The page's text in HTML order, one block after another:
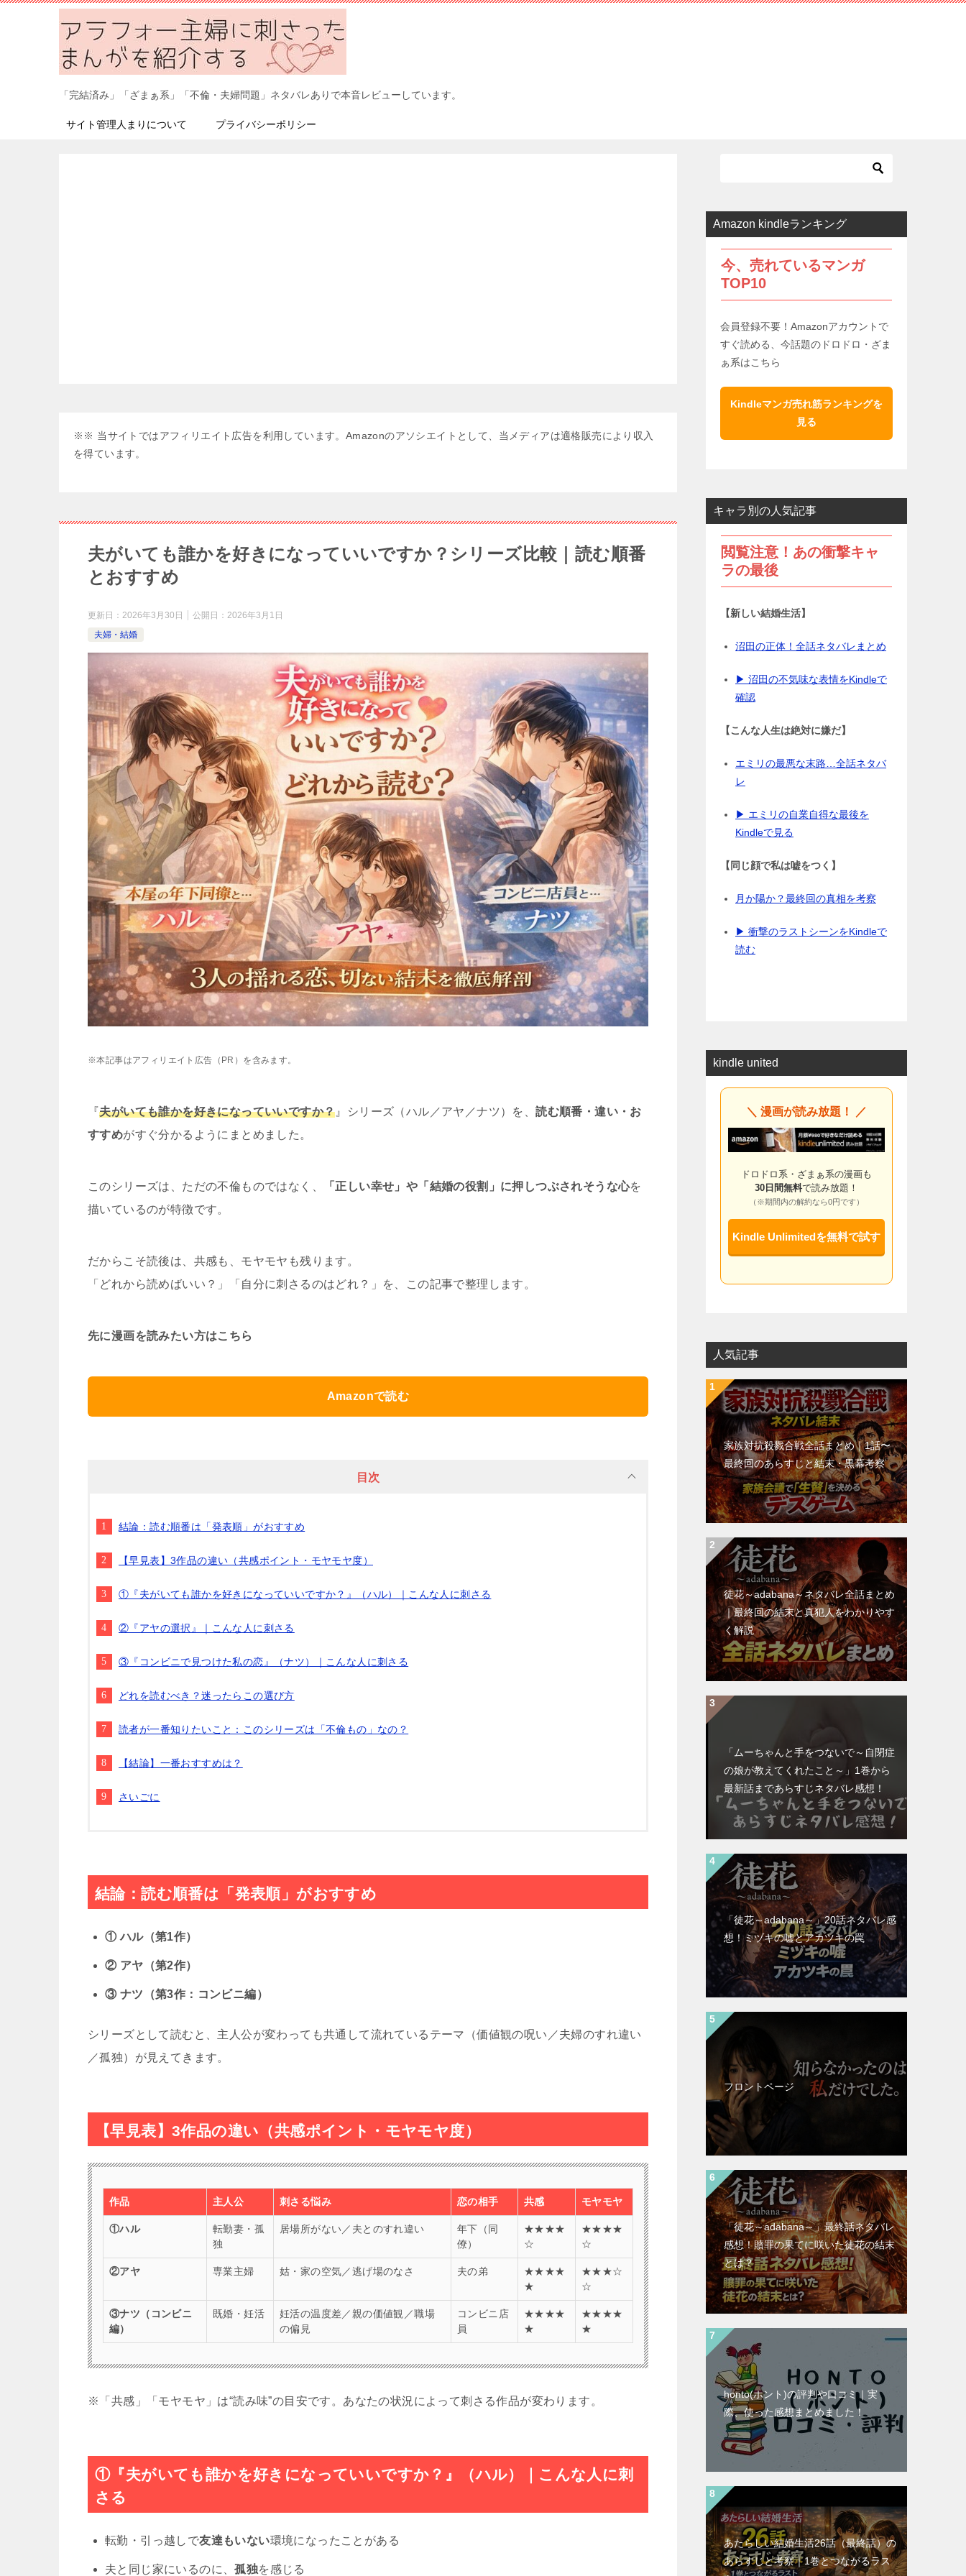
「完結済み」「ざまぁ系」「不倫・夫婦問題」ネタバレありで本音レビューしています。
サイト管理人まりについて プライバシーポリシー
※※ 当サイトではアフィリエイト広告を利用しています。Amazonのアソシエイトとして、当メディアは適格販売により収入
を得ています。
夫がいても誰かを好きになっていいですか？シリーズ比較｜読む順番
とおすすめ
更新日： 2026年3月30日 公開日： 2026年3月1日
夫婦・結婚
※本記事はアフィリエイト広告（PR）を含みます。
『夫がいても誰かを好きになっていいですか？ 』シリーズ（ハル／アヤ／ナツ）を、読む順番・違い・お
すすめがすぐ分かるようにまとめました。
このシリーズは、ただの不倫ものではなく、 「正しい幸せ」や「結婚の役割」に押しつぶされそうな心を
描いているのが特徴です。
だからこそ読後は、共感も、モヤモヤも残ります。
「どれから読めばいい？」「自分に刺さるのはどれ？」を、この記事で整理します。
先に漫画を読みたい方はこちら
Amazonで読む
目次
結論：読む順番は「発表順」がおすすめ
【早見表】3作品の違い（共感ポイント・モヤモヤ度）
①『夫がいても誰かを好きになっていいですか？』（ハル）｜こんな人に刺さる
②『アヤの選択』｜こんな人に刺さる
③『コンビニで見つけた私の恋』（ナツ）｜こんな人に刺さる
どれを読むべき？迷ったらこの選び方
読者が一番知りたいこと：このシリーズは「不倫もの」なの？
【結論】一番おすすめは？
さいごに
結論：読む順番は「発表順」がおすすめ
① ハル（第1作）
② アヤ（第2作）
③ ナツ（第3作：コンビニ編）
シリーズとして読むと、主人公が変わっても共通して流れているテーマ（価値観の呪い／夫婦のすれ違い
／孤独）が見えてきます。
【早見表】3作品の違い（共感ポイント・モヤモヤ度）
作品 主人公 刺さる悩み 恋の相手 共感 モヤモヤ
①ハル
転勤妻・孤
独
居場所がない／夫とのすれ違い
年下（同
僚）
★★★★
☆
★★★★
☆
②アヤ 専業主婦 姑・家の空気／逃げ場のなさ 夫の弟
★★★★
★
★★★☆
☆
③ナツ（コンビニ
編）
既婚・妊活
妊活の温度差／親の価値観／職場
の偏見
コンビニ店
員
★★★★
★
★★★★
★
※「共感」「モヤモヤ」は“読み味”の目安です。あなたの状況によって刺さる作品が変わります。
①『夫がいても誰かを好きになっていいですか？』（ハル）｜こんな人に刺
さる
転勤・引っ越しで友達もいない環境になったことがある
夫と同じ家にいるのに、孤独を感じる
Amazon kindleランキング
今、売れているマンガ
TOP10
会員登録不要！Amazonアカウントで
すぐ読める、今話題のドロドロ・ざま
ぁ系はこちら
Kindleマンガ売れ筋ランキングを
見る
キャラ別の人気記事
閲覧注意！あの衝撃キャ
ラの最後
【新しい結婚生活】
沼田の正体！全話ネタバレまとめ
▶ 沼田の不気味な表情をKindleで
確認
【こんな人生は絶対に嫌だ】
エミリの最悪な末路…全話ネタバ
レ
▶ エミリの自業自得な最後を
Kindleで見る
【同じ顔で私は嘘をつく】
月か陽か？最終回の真相を考察
▶ 衝撃のラストシーンをKindleで
読む
kindle united
＼ 漫画が読み放題！ ／
ドロドロ系・ざまぁ系の漫画も
30日間無料で読み放題！
（※期間内の解約なら0円です）
Kindle Unlimitedを無料で試す
人気記事
家族対抗殺戮合戦全話まとめ｜1話〜
最終回のあらすじと結末・黒幕考察
徒花～adabana～ネタバレ全話まとめ
｜最終回の結末と真犯人をわかりやす
く解説
「ムーちゃんと手をつないで～自閉症
の娘が教えてくれたこと～」1巻から
最新話まであらすじネタバレ感想！
「徒花～adabana～」20話ネタバレ感
想！ミヅキの嘘とアカツキの罠
フロントページ
「徒花～adabana～」最終話ネタバレ
感想！贖罪の果てに咲いた徒花の結末
とは？
honto(ホント)の評判や口コミ｜実
際、使った感想まとめました！
あたらしい結婚生活26話（最終話）の
あらすじと考察｜1巻とつながるラス